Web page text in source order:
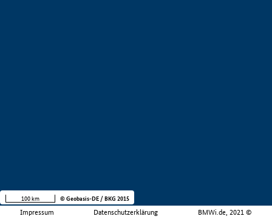
Impressum Datenschutzerklärung BMWi.de, 2021 ©
100 km © Geobasis-DE / BKG 2015